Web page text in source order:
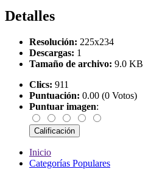
Detalles
Resolución: 225x234
Descargas: 1
Tamaño de archivo: 9.0 KB
Clics: 911
Puntuación: 0.00 (0 Votos)
Puntuar imagen:
Inicio
Categorías Populares